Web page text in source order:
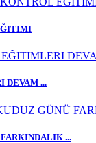
DEVAM ...
FARKINDALIK ...